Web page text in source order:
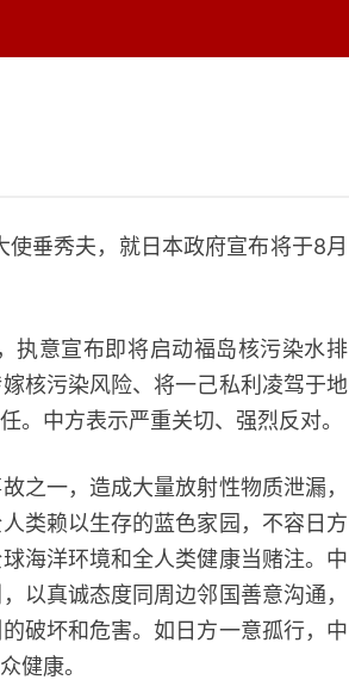
垂秀夫，就日本政府宣布将于8月
意宣布即将启动福岛核污染水排
核污染风险、将一己私利凌驾于地
。中方表示严重关切、强烈反对。
一，造成大量放射性物质泄漏，
类赖以生存的蓝色家园，不容日方
海洋环境和全人类健康当赌注。中
以真诚态度同周边邻国善意沟通，
破坏和危害。如日方一意孤行，中
健康。